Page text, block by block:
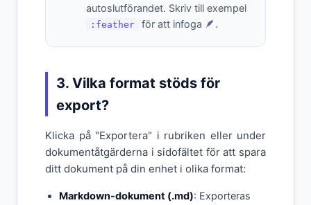
autoslutförandet. Skriv till exempel
:feather för att infoga 🪶.
3. Vilka format stöds för
export?
Klicka på "Exportera" i rubriken eller under
dokumentåtgärderna i sidofältet för att spara
ditt dokument på din enhet i olika format:
Markdown-dokument (.md): Exporteras